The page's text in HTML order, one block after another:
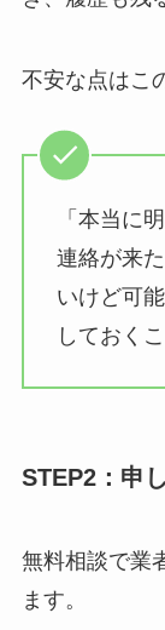
不安な点はこ
「本当に
連絡が来
いけど可
しておく
STEP2：申
無料相談で業
ます。